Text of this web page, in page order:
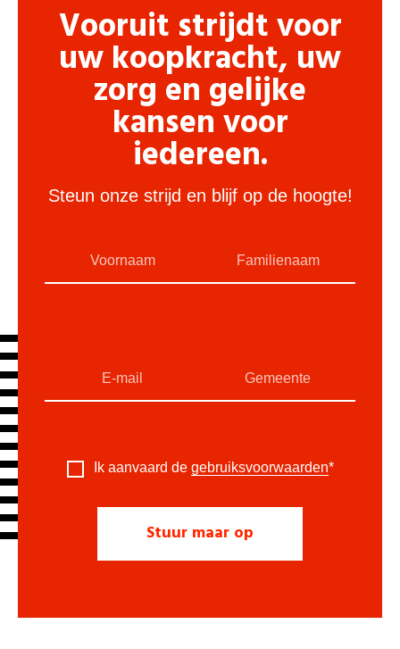
Vooruit strijdt voor
uw koopkracht, uw
zorg en gelijke
kansen voor
iedereen.
Steun onze strijd en blijf op de hoogte!
Ik aanvaard de gebruiksvoorwaarden*